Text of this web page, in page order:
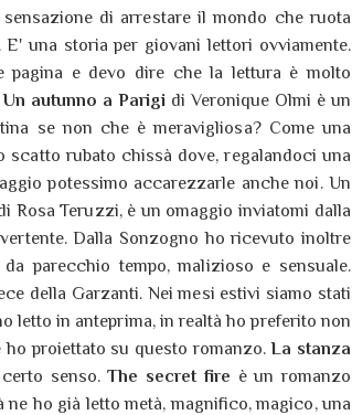
di arrestare il mondo che ruota
una storia per giovani lettori ovviamente.
pagina e devo dire che la lettura è molto
Un autunno a Parigi di Veronique Olmi è un
se non che è meravigliosa? Come una
rubato chissà dove, regalandoci una
potessimo accarezzarle anche noi. Un
Rosa Teruzzi, è un omaggio inviatomi dalla
Dalla Sonzogno ho ricevuto inoltre
parecchio tempo, malizioso e sensuale.
della Garzanti. Nei mesi estivi siamo stati
letto in anteprima, in realtà ho preferito non
ho proiettato su questo romanzo.La stanza
senso.The secret fire è un romanzo
ho già letto metà, magnifico, magico, una